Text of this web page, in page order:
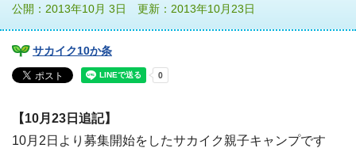
公開：2013年10月 3日 更新：2013年10月23日
サカイク10か条
【10月23日追記】
10月2日より募集開始をしたサカイク親子キャンプです